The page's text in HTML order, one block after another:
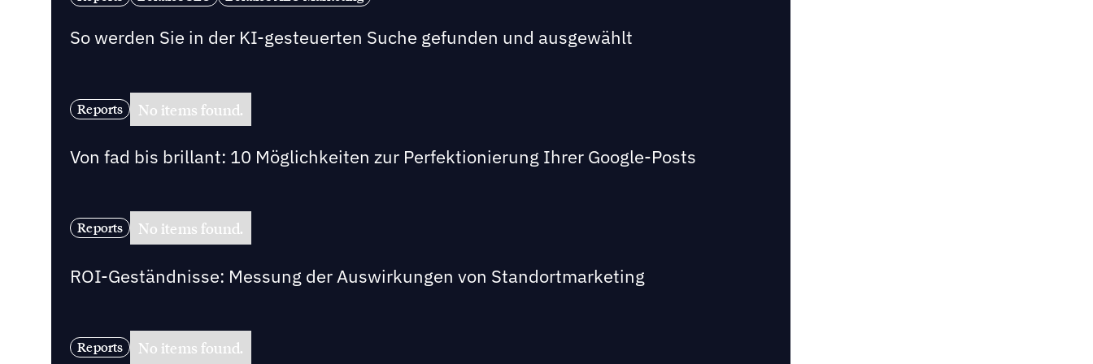
So werden Sie in der KI-gesteuerten Suche gefunden und ausgewählt
Reports No items found.
Von fad bis brillant: 10 Möglichkeiten zur Perfektionierung Ihrer Google-Posts
Reports No items found.
ROI-Geständnisse: Messung der Auswirkungen von Standortmarketing
Reports No items found.